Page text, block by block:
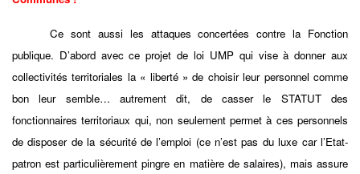
Ce sont aussi les attaques concertées contre la Fonction
publique. D’abord avec ce projet de loi UMP qui vise à donner aux
collectivités territoriales la « liberté » de choisir leur personnel comme
bon leur semble… autrement dit, de casser le STATUT des
fonctionnaires territoriaux qui, non seulement permet à ces personnels
de disposer de la sécurité de l’emploi (ce n’est pas du luxe car l’Etat-
patron est particulièrement pingre en matière de salaires), mais assure